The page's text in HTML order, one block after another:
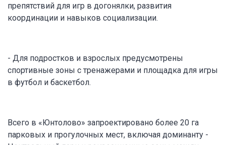
препятствий для игр в догонялки, развития
координации и навыков социализации.
- Для подростков и взрослых предусмотрены
спортивные зоны с тренажерами и площадка для игры
в футбол и баскетбол.
Всего в «Юнтолово» запроектировано более 20 га
парковых и прогулочных мест, включая доминанту -